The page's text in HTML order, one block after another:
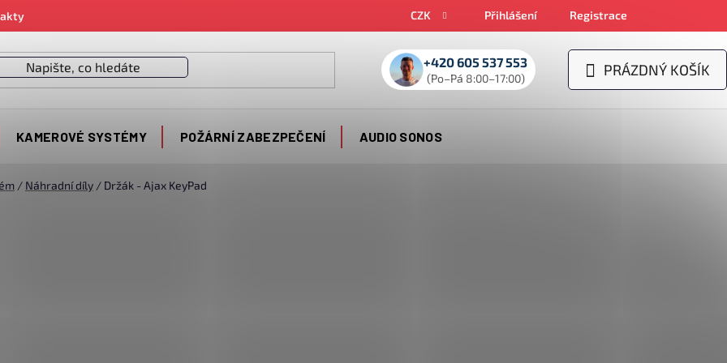
CZK Přihlášení Registrace
+420 605 537 553
(Po–Pá 8:00–17:00)
NÁKUPNÍ
PRÁZDNÝ KOŠÍK
KAMEROVÉ SYSTÉMY POŽÁRNÍ ZABEZPEČENÍ AUDIO SONOS
/ Náhradní díly / Držák - Ajax KeyPad